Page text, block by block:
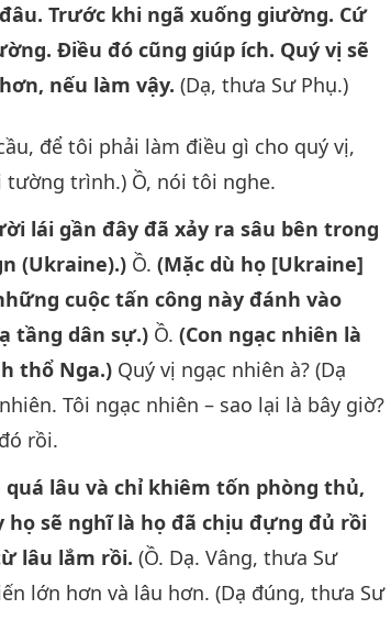
Trước khi ngã xuống giường. Cứ
Điều đó cũng giúp ích. Quý vị sẽ
nếu làm vậy. (Dạ, thưa Sư Phụ.)
để tôi phải làm điều gì cho quý vị,
tường trình.) Ồ, nói tôi nghe.
lái gần đây đã xảy ra sâu bên trong
(Ukraine).) Ồ.(Mặc dù họ [Ukraine]
cuộc tấn công này đánh vào
tầng dân sự.) Ồ. (Con ngạc nhiên là
thổ Nga.) Quý vị ngạc nhiên à? (Dạ
Tôi ngạc nhiên – sao lại là bây giờ?
rồi.
lâu và chỉ khiêm tốn phòng thủ,
họ sẽ nghĩ là họ đã chịu đựng đủ rồi
lâu lắm rồi. (Ồ. Dạ. Vâng, thưa Sư
lớn hơn và lâu hơn. (Dạ đúng, thưa Sư